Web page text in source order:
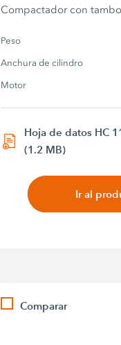
Compactador con
Peso
Anchura de cilindro
Motor
Hoja de datos HC
(1.2 MB)
Ir al
Comparar